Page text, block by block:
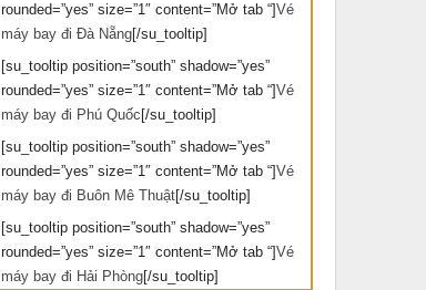
rounded=”yes” size=”1″ content=”Mở tab “]Vé
máy bay đi Đà Nẵng[/su_tooltip]
[su_tooltip position=”south” shadow=”yes”
rounded=”yes” size=”1″ content=”Mở tab “]Vé
máy bay đi Phú Quốc [/su_tooltip]
[su_tooltip position=”south” shadow=”yes”
rounded=”yes” size=”1″ content=”Mở tab “]Vé
máy bay đi Buôn Mê Thuật[/su_tooltip]
[su_tooltip position=”south” shadow=”yes”
rounded=”yes” size=”1″ content=”Mở tab “]Vé
máy bay đi Hải Phòng[/su_tooltip]